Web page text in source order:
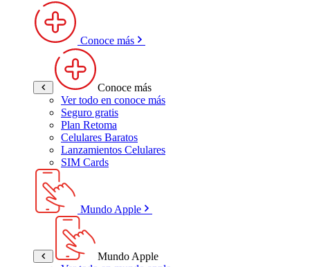
Conoce más
Conoce más
Ver todo en conoce más
Seguro gratis
Plan Retoma
Celulares Baratos
Lanzamientos Celulares
SIM Cards
Mundo Apple
Mundo Apple